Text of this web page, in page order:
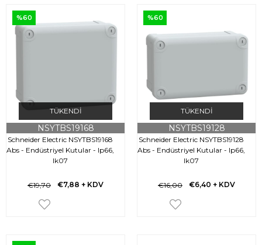
TÜKENDI
Schneider Electric NSYTBS19168
Abs - Endüstriyel Kutular - Ip66,
Ik07
NSYTBS19168
€7,88 + KDV
€19,70
%60
TÜKENDI
Schneider Electric NSYTBS19128
Abs - Endüstriyel Kutular - Ip66,
Ik07
NSYTBS19128
€6,40 + KDV
€16,00
%60